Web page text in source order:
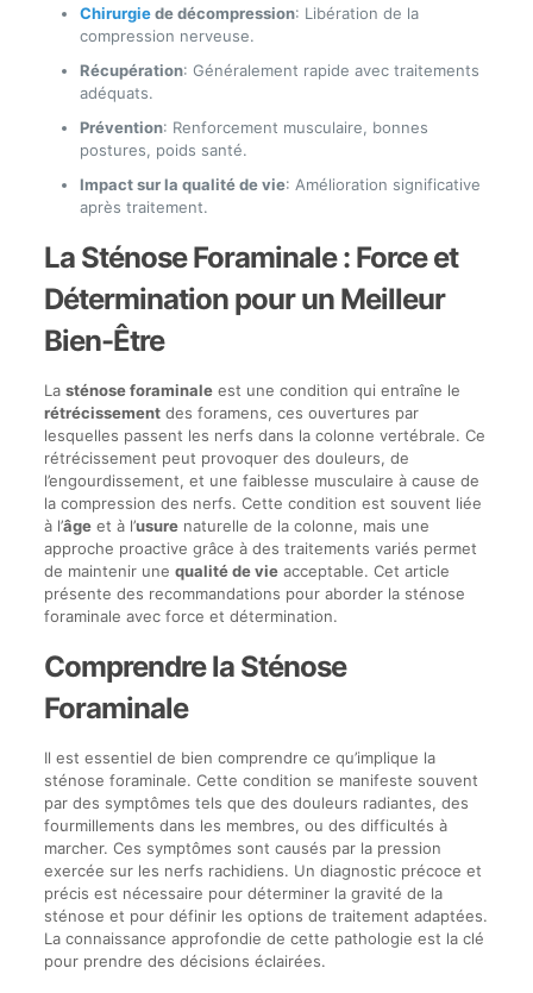
Chirurgiede décompression: Libération de la
compression nerveuse.
Récupération: Généralement rapide avec traitements
adéquats.
Prévention: Renforcement musculaire, bonnes
postures, poids santé.
Impact sur la qualité de vie: Amélioration significative
après traitement.
La Sténose Foraminale : Force et
Détermination pour un Meilleur
Bien-Être
La sténose foraminaleest une condition qui entraîne le
rétrécissementdes foramens, ces ouvertures par
lesquelles passent les nerfs dans la colonne vertébrale. Ce
rétrécissement peut provoquer des douleurs, de
l’engourdissement, et une faiblesse musculaire à cause de
la compression des nerfs. Cette condition est souvent liée
à l’âgeet à l’usurenaturelle de la colonne, mais une
approche proactive grâce à des traitements variés permet
de maintenir une qualité de vieacceptable. Cet article
présente des recommandations pour aborder la sténose
foraminale avec force et détermination.
Comprendre la Sténose
Foraminale
Il est essentiel de bien comprendre ce qu’implique la
sténose foraminale. Cette condition se manifeste souvent
par des symptômes tels que des douleurs radiantes, des
fourmillements dans les membres, ou des difficultés à
marcher. Ces symptômes sont causés par la pression
exercée sur les nerfs rachidiens. Un diagnostic précoce et
précis est nécessaire pour déterminer la gravité de la
sténose et pour définir les options de traitement adaptées.
La connaissance approfondie de cette pathologie est la clé
pour prendre des décisions éclairées.